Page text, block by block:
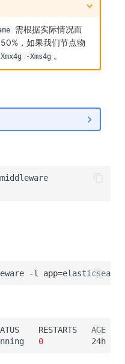
需根据实际情况而
，如果我们节点物
-Xms4g 。
-l app=
RESTARTS
0